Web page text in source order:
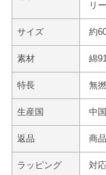
リ
サイズ 約
素材 綿
特長 無
生産国 中国
返品 商
ラッピング 対